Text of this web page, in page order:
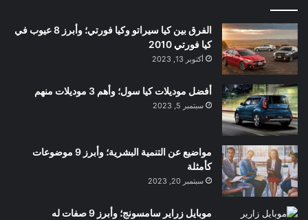
الفرق بين كيا سيراتو وكيا فورتي؛ وأبرز 8 عيوب في
كيا فورتي 2010
أكتوبر 13, 2023
أفضل موديلات كيا سول؛ وأهم 3 موديلات منهم
سبتمبر 5, 2023
مواضيع عن التنمية البشرية؛ وأبرز 9 موضوعات
كأمثلة
سبتمبر 20, 2023
موبايل زراير سامسونج؛ وأبرز 9 صفات له